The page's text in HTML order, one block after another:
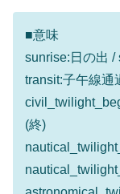
■意味
sunrise:日の出 /
transit:子午線通
(終)